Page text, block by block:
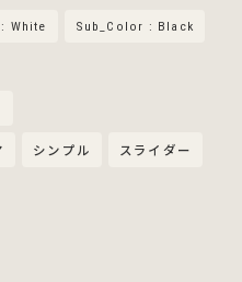
White Sub_Color : Black
シンプル スライダー